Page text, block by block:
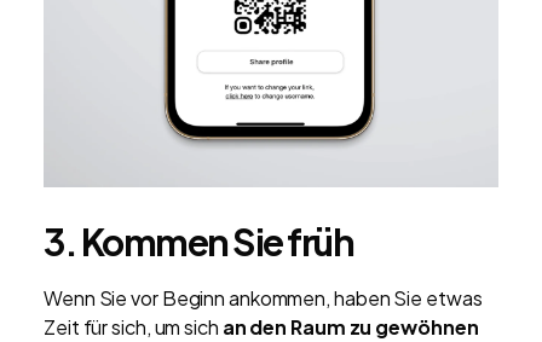
3. Kommen Sie früh
Wenn Sie vor Beginn ankommen, haben Sie etwas
Zeit für sich, um sich an den Raum zu gewöhnen